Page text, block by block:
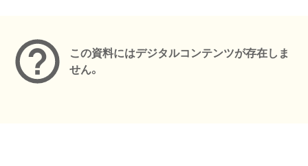
この資料にはデジタルコンテンツが存在しま
せん。